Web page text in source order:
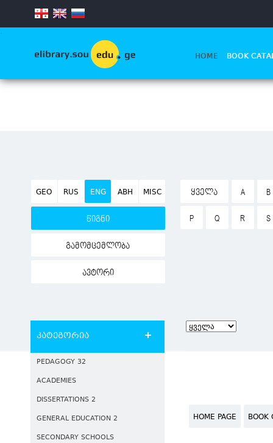
.
HOME BOOK
GEO RUS ENG ABH MISC
წიგნი
გამომცემლობა
ავტორი
ᲧᲕᲔᲚᲐ A B
P Q R S
კატეგორია
PEDAGOGY 32
ACADEMIES
DISSERTATIONS 2
GENERAL EDUCATION 2
SECONDARY SCHOOLS
HOME PAGE BOOK